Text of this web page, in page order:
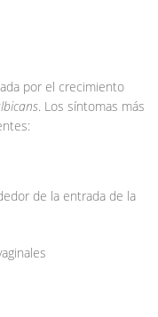
por el crecimiento
. Los síntomas más
de la entrada de la